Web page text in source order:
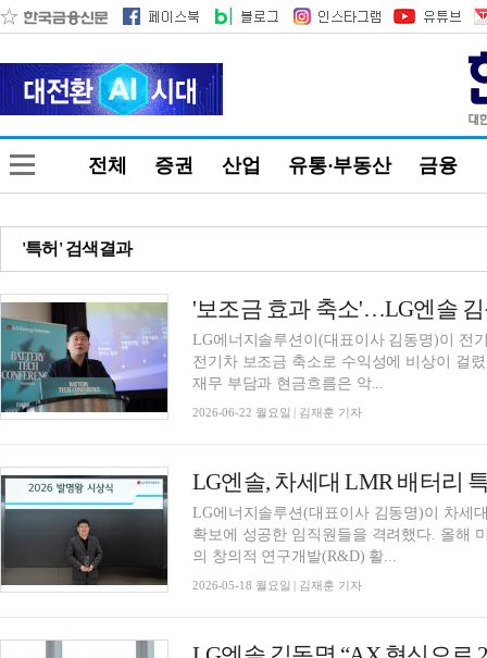
전체 증권 산업 유통·부동산 금융
'특허' 검색결과
'보조금 효과 축소'…LG엔솔
LG에너지솔루션이(대표이사 김동명)이 전
전기차 보조금 축소로 수익성에 비상이 걸
재무 부담과 현금흐름은 악...
2026-06-22 월요일 | 김재훈 기자
LG엔솔, 차세대 LMR 배터리
LG에너지솔루션(대표이사 김동명)이 차세
확보에 성공한 임직원들을 격려했다. 올해
의 창의적 연구개발(R&D) 활...
2026-05-18 월요일 | 김재훈 기자